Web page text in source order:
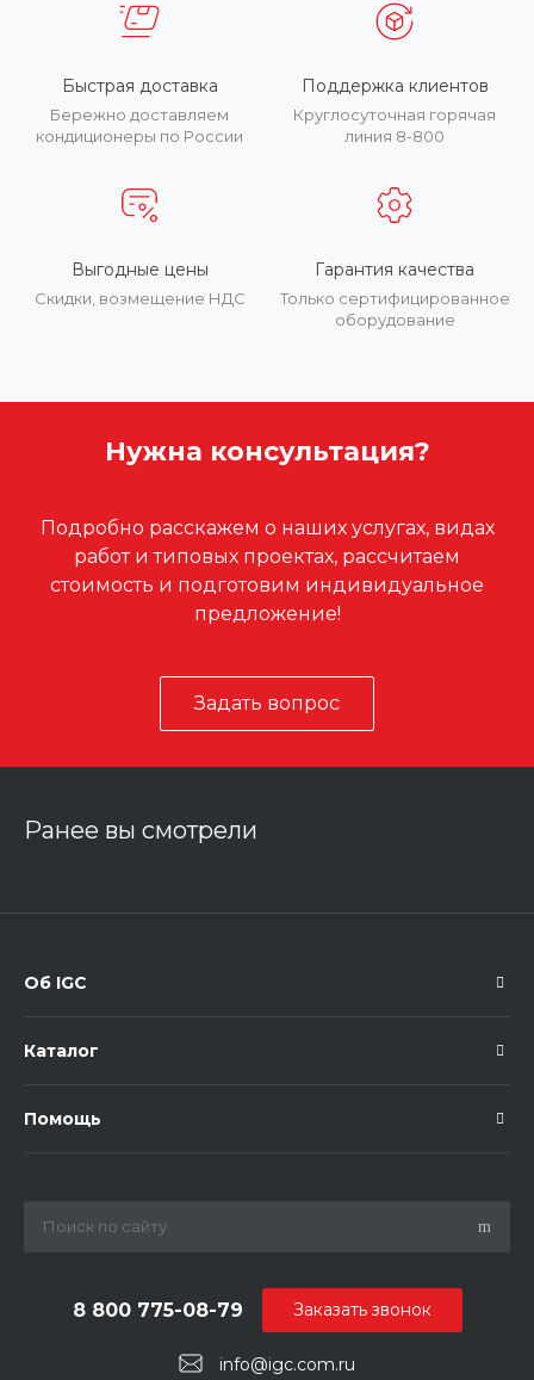
Быстрая доставка
Бережно доставляем
кондиционеры по России
Поддержка клиентов
Круглосуточная горячая
линия 8-800
Выгодные цены
Скидки, возмещение НДС
Гарантия качества
Только сертифицированное
оборудование
Нужна консультация?
Подробно расскажем о наших услугах, видах
работ и типовых проектах, рассчитаем
стоимость и подготовим индивидуальное
предложение!
Задать вопрос
Ранее вы смотрели
Об IGC
Каталог
Помощь
info@igc.com.ru
8 800 775-08-79 Заказать звонок